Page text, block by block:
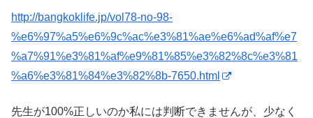
http://bangkoklife.jp/vol78-no-98-
%e6%97%a5%e6%9c%ac%e3%81%ae%e6%ad%af%e7
%a7%91%e3%81%af%e9%81%85%e3%82%8c%e3%81
%a6%e3%81%84%e3%82%8b-7650.html
先生が100%正しいのか私には判断できませんが、少なく